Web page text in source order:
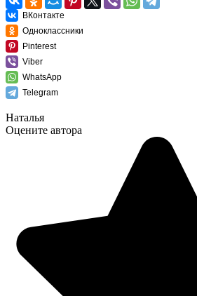
ВКонтакте
Одноклассники
Pinterest
Viber
WhatsApp
Telegram
Наталья
Оцените автора